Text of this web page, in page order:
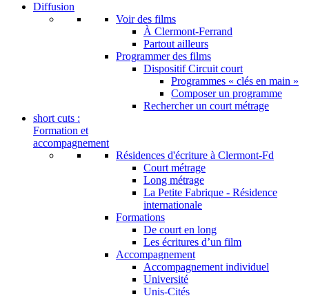
Diffusion
Voir des films
À Clermont-Ferrand
Partout ailleurs
Programmer des films
Dispositif Circuit court
Programmes « clés en main »
Composer un programme
Rechercher un court métrage
short cuts :
Formation et
accompagnement
Résidences d'écriture à Clermont-Fd
Court métrage
Long métrage
La Petite Fabrique - Résidence
internationale
Formations
De court en long
Les écritures d’un film
Accompagnement
Accompagnement individuel
Université
Unis-Cités